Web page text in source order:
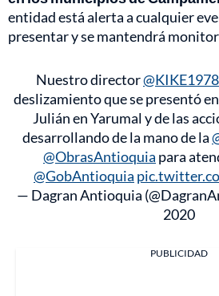
entidad está alerta a cualquier
presentar y se mantendrá
Nuestro director@KIKE1978
deslizamiento que se presentó
Julián en Yarumal y de las
desarrollando de la mano de la
@ObrasAntioquia para
@GobAntioquia
— Dagran Antioquia
2020
PUBLICIDAD